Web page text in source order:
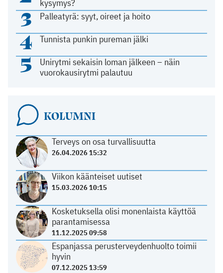
kysymys?
3 Palleatyrä: syyt, oireet ja hoito
4 Tunnista punkin pureman jälki
5
Unirytmi sekaisin loman jälkeen – näin
vuorokausirytmi palautuu
KOLUMNI
Terveys on osa turvallisuutta
26.04.2026 15:32
Viikon käänteiset uutiset
15.03.2026 10:15
Kosketuksella olisi monenlaista käyttöä
parantamisessa
11.12.2025 09:58
Espanjassa perusterveydenhuolto toimii
hyvin
07.12.2025 13:59